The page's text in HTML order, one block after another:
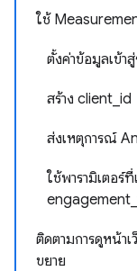
ใช้
ตั้งค่าข้อมูลเข้า
สร้าง client_id
ส่งเหตุการณ์
ใช้พารามิเตอร์
ติดตามการดูหน้า
ขยาย